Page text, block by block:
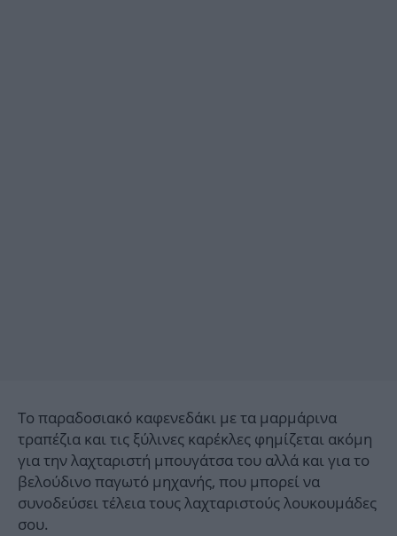
Το παραδοσιακό καφενεδάκι με τα μαρμάρινα
τραπέζια και τις ξύλινες καρέκλες φημίζεται ακόμη
για την λαχταριστή μπουγάτσα του αλλά και για το
βελούδινο παγωτό μηχανής, που μπορεί να
συνοδεύσει τέλεια τους λαχταριστούς λουκουμάδες
σου.